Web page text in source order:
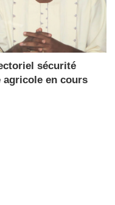
sécurité
agricole en cours